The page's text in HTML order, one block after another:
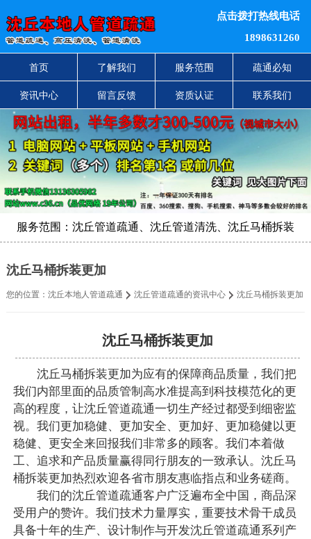
点击拨打热线电话
1898631260
首页 了解我们 服务范围 疏通必知
资讯中心 留言反馈 资质认证 联系我们
服务范围：沈丘管道疏通、沈丘管道清洗、沈丘马桶拆装
沈丘马桶拆装更加
您的位置： 沈丘本地人管道疏通 沈丘管道疏通的资讯中心 沈丘马桶拆装更加
沈丘马桶拆装更加
沈丘马桶拆装更加为应有的保障商品质量，我们把
我们内部里面的品质管制高水准提高到科技模范化的更
高的程度，让沈丘管道疏通一切生产经过都受到细密监
视。我们更加稳健、更加安全、更加好、更加稳健以更
稳健、更安全来回报我们非常多的顾客。我们本着做
工、追求和产品质量赢得同行朋友的一致承认。沈丘马
桶拆装更加热烈欢迎各省市朋友惠临指点和业务磋商。
我们的沈丘管道疏通客户广泛遍布全中国，商品深
受用户的赞许。我们技术力量厚实，重要技术骨干成员
具备十年的生产、设计制作与开发沈丘管道疏通系列产